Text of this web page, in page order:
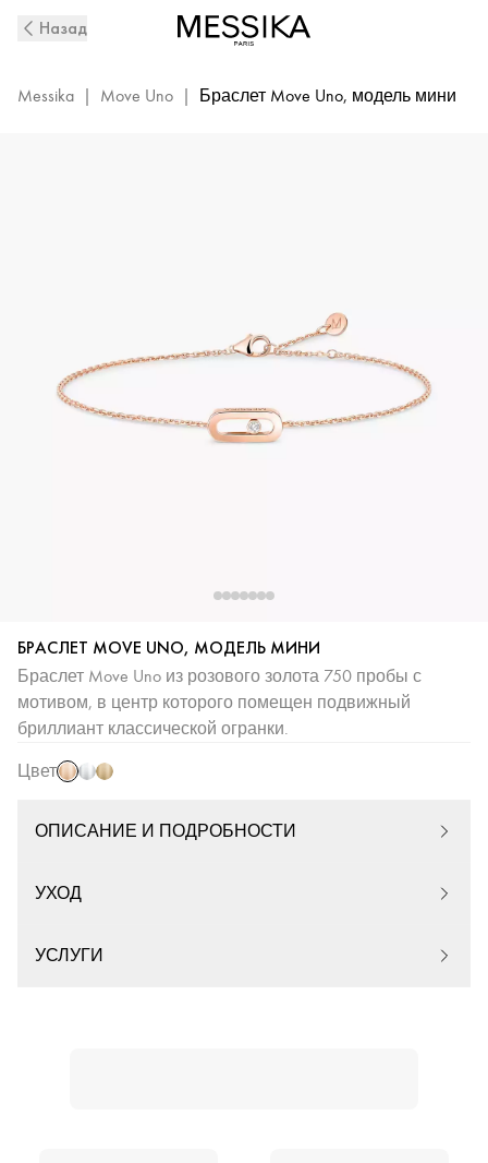
Uno
Bracelet
Назад
Messika | Move Uno | Браслет Move Uno, модель мини
БРАСЛЕТ MOVE UNO, МОДЕЛЬ МИНИ
Браслет Move Uno из розового золота 750 пробы с
мотивом, в центр которого помещен подвижный
бриллиант классической огранки.
Цвет
Розовое
золото
Белое
Желтое
ОПИСАНИЕ И ПОДРОБНОСТИ
УХОД
УСЛУГИ